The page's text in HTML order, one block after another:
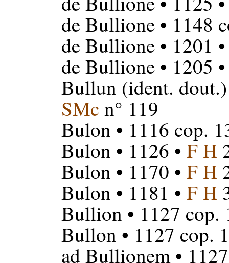
de Bullione• 1148
de Bullione• 1201
de Bullione• 1205
Bullun (ident.
SMc n° 119
Bulon • 1116 cop.
Bulon • 1126 • F H
Bulon • 1170 • F H
Bulon • 1181 • F H
Bullion • 1127 cop.
Bullon • 1127 cop.
ad Bullionem•